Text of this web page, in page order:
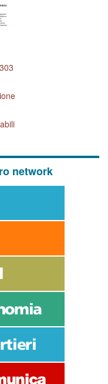
network